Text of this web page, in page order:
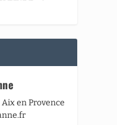
en Provence